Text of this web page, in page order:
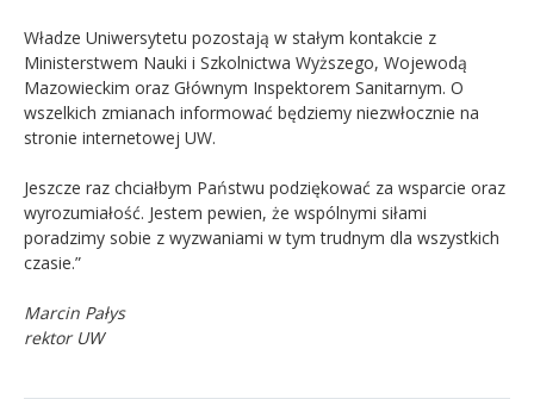
Władze Uniwersytetu pozostają w stałym kontakcie z
Ministerstwem Nauki i Szkolnictwa Wyższego, Wojewodą
Mazowieckim oraz Głównym Inspektorem Sanitarnym. O
wszelkich zmianach informować będziemy niezwłocznie na
stronie internetowej UW.
Jeszcze raz chciałbym Państwu podziękować za wsparcie oraz
wyrozumiałość. Jestem pewien, że wspólnymi siłami
poradzimy sobie z wyzwaniami w tym trudnym dla wszystkich
czasie.”
Marcin Pałys
rektor UW